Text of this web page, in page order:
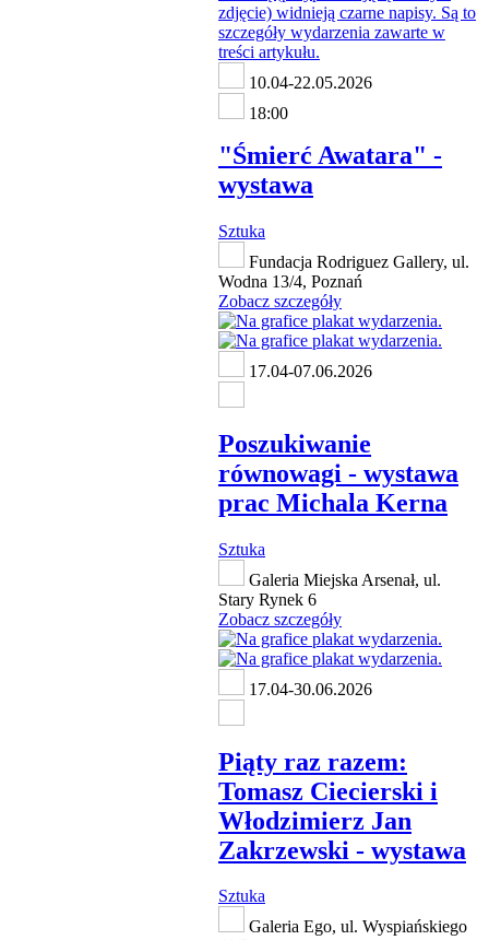
10.04-22.05.2026
18:00
"Śmierć Awatara" -
wystawa
Sztuka
Fundacja Rodriguez Gallery, ul.
Wodna 13/4, Poznań
Zobacz szczegóły
17.04-07.06.2026
Poszukiwanie
równowagi - wystawa
prac Michala Kerna
Sztuka
Galeria Miejska Arsenał, ul.
Stary Rynek 6
Zobacz szczegóły
17.04-30.06.2026
Piąty raz razem:
Tomasz Ciecierski i
Włodzimierz Jan
Zakrzewski - wystawa
Sztuka
Galeria Ego, ul. Wyspiańskiego